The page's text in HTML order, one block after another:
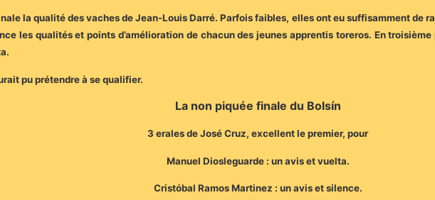
la qualité des vaches de Jean-Louis Darré. Parfois faibles, elles ont eu suffisamment de
les qualités et points d’amélioration de chacun des jeunes apprentis toreros. En
pu prétendre à se qualifier.
La non piquée finale du Bolsín
3 erales de José Cruz, excellent le premier, pour
Manuel Diosleguarde : un avis et vuelta.
Cristóbal Ramos Martinez : un avis et silence.